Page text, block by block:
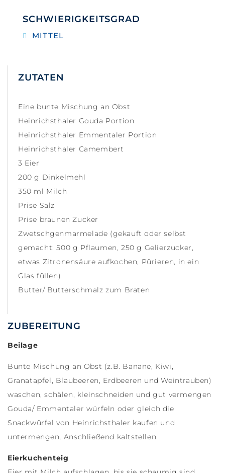
SCHWIERIGKEITSGRAD
MITTEL
ZUBEREITUNG
Beilage
Bunte Mischung an Obst (z.B. Banane, Kiwi,
Granatapfel, Blaubeeren, Erdbeeren und Weintrauben)
waschen, schälen, kleinschneiden und gut vermengen
Gouda/ Emmentaler würfeln oder gleich die
Snackwürfel von Heinrichsthaler kaufen und
untermengen. Anschließend kaltstellen.
Eierkuchenteig
ZUTATEN
Eine bunte Mischung an Obst
Heinrichsthaler Gouda Portion
Heinrichsthaler Emmentaler Portion
Heinrichsthaler Camembert
3 Eier
200 g Dinkelmehl
350 ml Milch
Prise Salz
Prise braunen Zucker
Zwetschgenmarmelade (gekauft oder selbst
gemacht: 500 g Pflaumen, 250 g Gelierzucker,
etwas Zitronensäure aufkochen, Pürieren, in ein
Glas füllen)
Butter/ Butterschmalz zum Braten